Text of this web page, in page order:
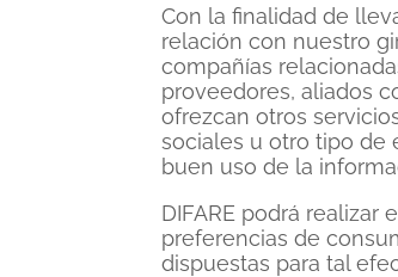
Con la finalidad de
relación con nuestro
compañías
proveedores, aliados
ofrezcan otros
sociales u otro tipo de
buen uso de la
DIFARE podrá
preferencias de
dispuestas para tal